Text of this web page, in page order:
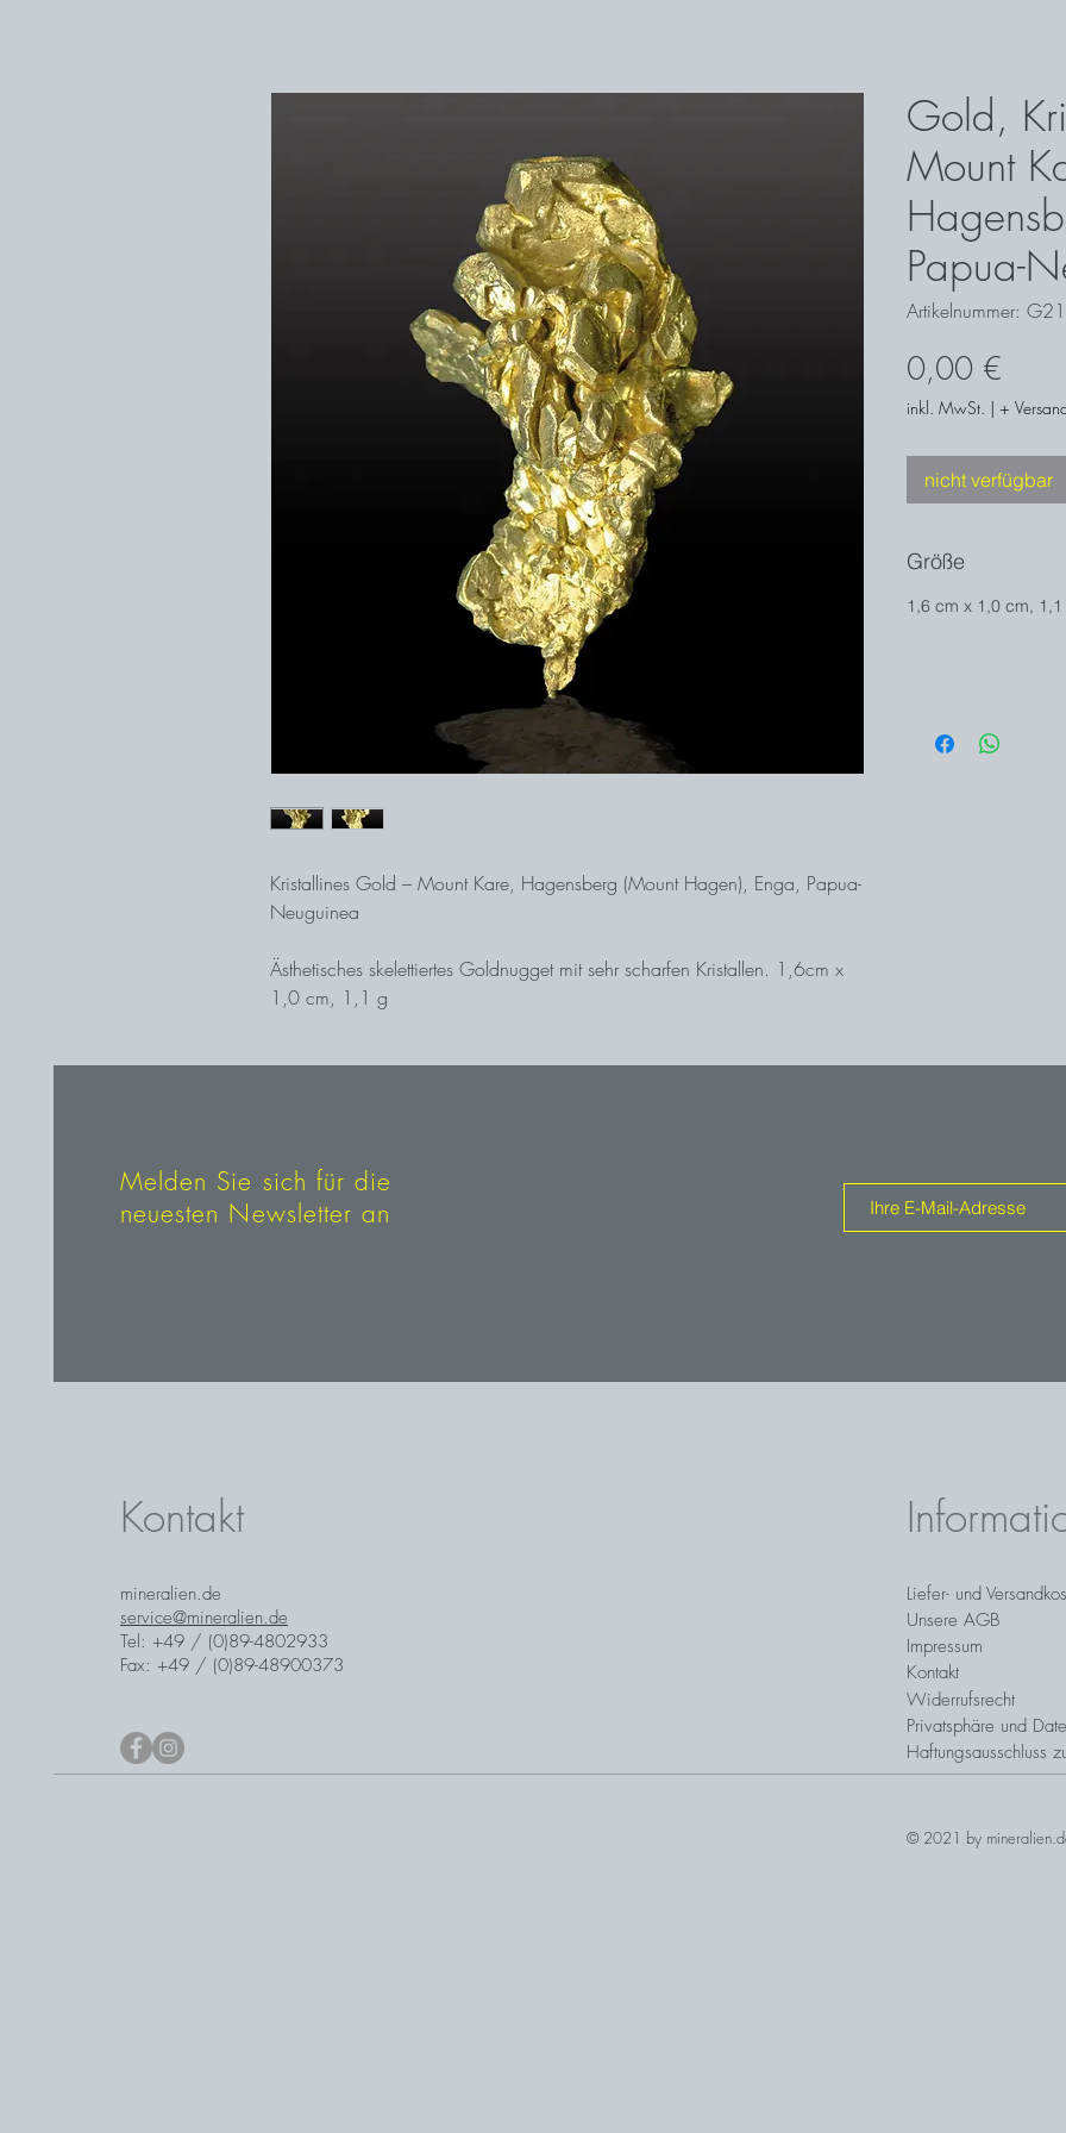
Kristallines Gold – Mount Kare, Hagensberg (Mount Hagen), Enga, Papua-
Neuguinea
Ästhetisches skelettiertes Goldnugget mit sehr scharfen Kristallen. 1,6cm x
1,0 cm, 1,1 g
Gold,
Mount
Papua-
Artikelnummer:
0,00 €
inkl. MwSt. | +
nicht verfügbar
Größe
1,6 cm x 1,0 cm, 1,1
Melden Sie sich für die
neuesten Newsletter an
Kontakt
mineralien.de
service@mineralien.de
Tel: +49 / (0)89-4802933
Fax: +49 / (0)89-48900373
Liefer- und
Unsere AGB
Impressum
Kontakt
Widerrufsrecht
Privatsphäre und
Haftungsausschluss
© 2021 by